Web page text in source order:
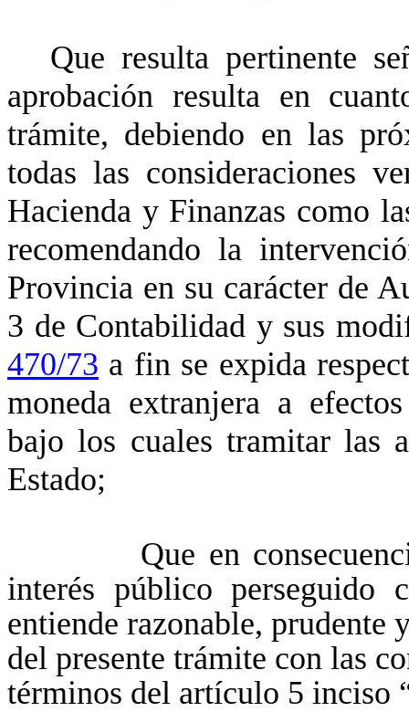
Que resulta pertinente
aprobación resulta en
trámite, debiendo en las
todas las consideraciones
Hacienda y Finanzas como
recomendando la
Provincia en su carácter de
3 de Contabilidad y sus
470/73 a fin se expida
moneda extranjera a
bajo los cuales tramitar las
Estado;
Que en consecuencia,
interés público perseguido
entiende razonable, prudente
del presente trámite con las
términos del artículo 5 inciso